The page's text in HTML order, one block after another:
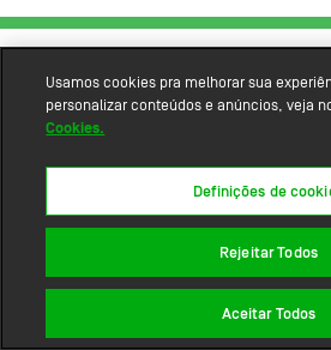
Usamos cookies pra melhorar sua
personalizar conteúdos e anúncios, veja
Cookies.
Definições de
Rejeitar Todos
Aceitar Todos